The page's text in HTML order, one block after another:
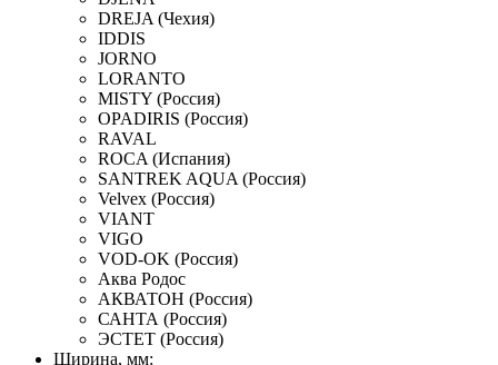
DREJA (Чехия)
IDDIS
JORNO
LORANTO
MISTY (Россия)
OPADIRIS (Россия)
RAVAL
ROCA (Испания)
SANTREK AQUA (Россия)
Velvex (Россия)
VIANT
VIGO
VOD-OK (Россия)
Аква Родос
АКВАТОН (Россия)
САНТА (Россия)
ЭСТЕТ (Россия)
Ширина, мм: